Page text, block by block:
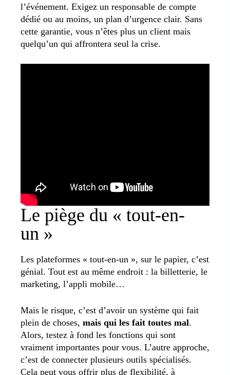
l’événement. Exigez un responsable de compte
dédié ou au moins, un plan d’urgence clair. Sans
cette garantie, vous n’êtes plus un client mais
quelqu’un qui affrontera seul la crise.
Le piège du « tout-en-
un »
Les plateformes « tout-en-un », sur le papier, c’est
génial. Tout est au même endroit : la billetterie, le
marketing, l’appli mobile…
Mais le risque, c’est d’avoir un système qui fait
plein de choses, mais qui les fait toutes mal.
Alors, testez à fond les fonctions qui sont
vraiment importantes pour vous. L’autre approche,
c’est de connecter plusieurs outils spécialisés.
Cela peut vous offrir plus de flexibilité, à